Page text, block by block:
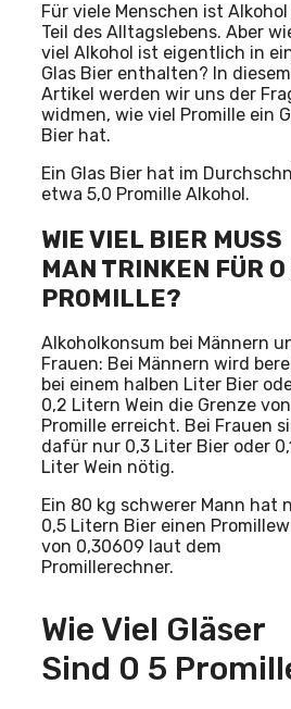
Für viele Menschen ist Alkohol
Teil des Alltagslebens. Aber
viel Alkohol ist eigentlich in
Glas Bier enthalten? In diesem
Artikel werden wir uns der
widmen, wie viel Promille ein
Bier hat.
Ein Glas Bier hat im
etwa 5,0 Promille Alkohol.
WIE VIEL BIER MUSS
MAN TRINKEN FÜR 0
PROMILLE?
Alkoholkonsum bei Männern
Frauen: Bei Männern wird
bei einem halben Liter Bier
0,2 Litern Wein die Grenze
Promille erreicht. Bei Frauen
dafür nur 0,3 Liter Bier oder
Liter Wein nötig.
Ein 80 kg schwerer Mann hat
0,5 Litern Bier einen
von 0,30609 laut dem
Promillerechner.
Wie Viel Gläser
Sind 0 5